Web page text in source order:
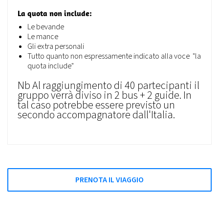
La quota non include:
Le bevande
Le mance
Gli extra personali
Tutto quanto non espressamente indicato alla voce "la
quota include"
Nb Al raggiungimento di 40 partecipanti il
gruppo verrà diviso in 2 bus + 2 guide. In
tal caso potrebbe essere previsto un
secondo accompagnatore dall'Italia.
PRENOTA IL VIAGGIO